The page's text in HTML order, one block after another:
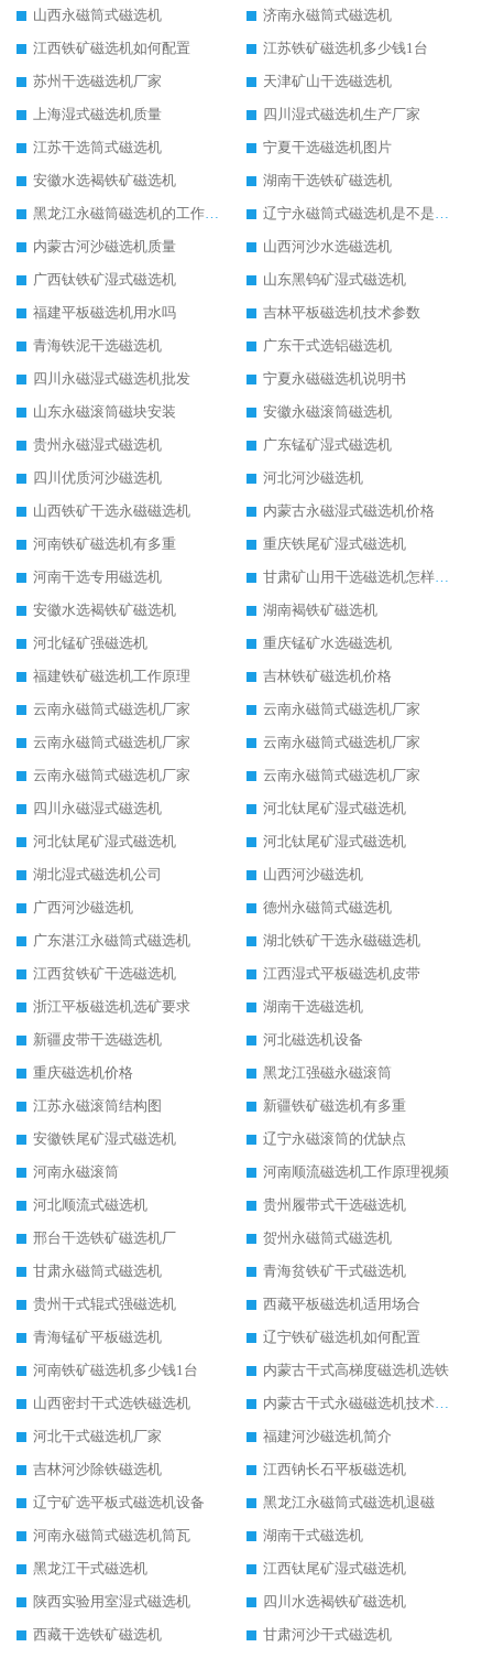
山西永磁筒式磁选机
济南永磁筒式磁选机
江西铁矿磁选机如何配置
江苏铁矿磁选机多少钱1台
苏州干选磁选机厂家
天津矿山干选磁选机
上海湿式磁选机质量
四川湿式磁选机生产厂家
江苏干选筒式磁选机
宁夏干选磁选机图片
安徽水选褐铁矿磁选机
湖南干选铁矿磁选机
黑龙江永磁筒磁选机的工作原理
辽宁永磁筒式磁选机是不是强磁
内蒙古河沙磁选机质量
山西河沙水选磁选机
广西钛铁矿湿式磁选机
山东黑钨矿湿式磁选机
福建平板磁选机用水吗
吉林平板磁选机技术参数
青海铁泥干选磁选机
广东干式选铝磁选机
四川永磁湿式磁选机批发
宁夏永磁磁选机说明书
山东永磁滚筒磁块安装
安徽永磁滚筒磁选机
贵州永磁湿式磁选机
广东锰矿湿式磁选机
四川优质河沙磁选机
河北河沙磁选机
山西铁矿干选永磁磁选机
内蒙古永磁湿式磁选机价格
河南铁矿磁选机有多重
重庆铁尾矿湿式磁选机
河南干选专用磁选机
甘肃矿山用干选磁选机怎样调磁
安徽水选褐铁矿磁选机
湖南褐铁矿磁选机
河北锰矿强磁选机
重庆锰矿水选磁选机
福建铁矿磁选机工作原理
吉林铁矿磁选机价格
云南永磁筒式磁选机厂家
云南永磁筒式磁选机厂家
云南永磁筒式磁选机厂家
云南永磁筒式磁选机厂家
云南永磁筒式磁选机厂家
云南永磁筒式磁选机厂家
四川永磁湿式磁选机
河北钛尾矿湿式磁选机
河北钛尾矿湿式磁选机
河北钛尾矿湿式磁选机
湖北湿式磁选机公司
山西河沙磁选机
广西河沙磁选机
德州永磁筒式磁选机
广东湛江永磁筒式磁选机
湖北铁矿干选永磁磁选机
江西贫铁矿干选磁选机
江西湿式平板磁选机皮带
浙江平板磁选机选矿要求
湖南干选磁选机
新疆皮带干选磁选机
河北磁选机设备
重庆磁选机价格
黑龙江强磁永磁滚筒
江苏永磁滚筒结构图
新疆铁矿磁选机有多重
安徽铁尾矿湿式磁选机
辽宁永磁滚筒的优缺点
河南永磁滚筒
河南顺流磁选机工作原理视频
河北顺流式磁选机
贵州履带式干选磁选机
邢台干选铁矿磁选机厂
贺州永磁筒式磁选机
甘肃永磁筒式磁选机
青海贫铁矿干式磁选机
贵州干式辊式强磁选机
西藏平板磁选机适用场合
青海锰矿平板磁选机
辽宁铁矿磁选机如何配置
河南铁矿磁选机多少钱1台
内蒙古干式高梯度磁选机选铁
山西密封干式选铁磁选机
内蒙古干式永磁磁选机技术要求
河北干式磁选机厂家
福建河沙磁选机简介
吉林河沙除铁磁选机
江西钠长石平板磁选机
辽宁矿选平板式磁选机设备
黑龙江永磁筒式磁选机退磁
河南永磁筒式磁选机筒瓦
湖南干式磁选机
黑龙江干式磁选机
江西钛尾矿湿式磁选机
陕西实验用室湿式磁选机
四川水选褐铁矿磁选机
西藏干选铁矿磁选机
甘肃河沙干式磁选机